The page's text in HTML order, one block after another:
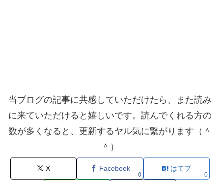
当ブログの記事に共感していただけたら、また読み
に来ていただけると嬉しいです。読んでくれる方の
数が多くなると、更新するヤル気に繋がります（＾
＾）
X Facebook
0
はてブ
0